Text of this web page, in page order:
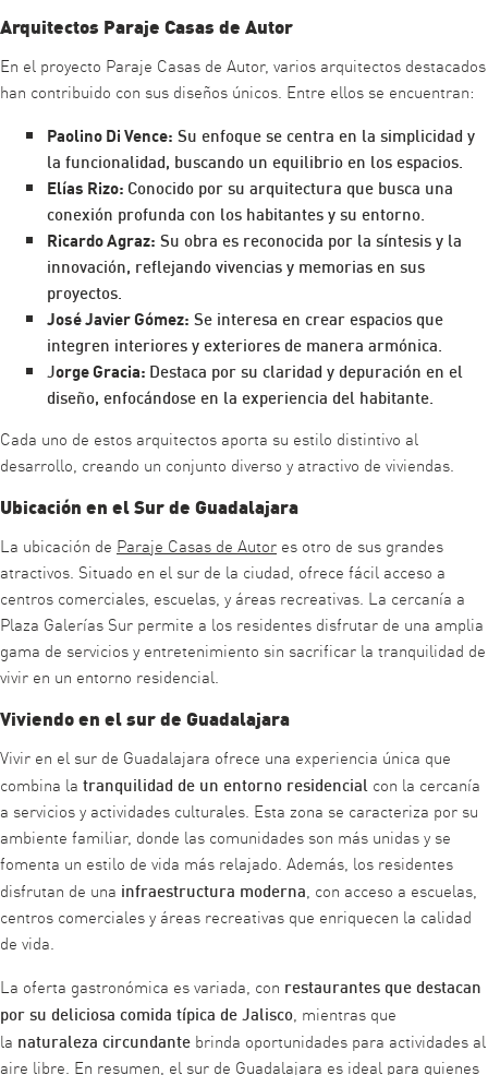
Arquitectos Paraje Casas de Autor
En el proyecto Paraje Casas de Autor, varios arquitectos destacados
han contribuido con sus diseños únicos. Entre ellos se encuentran:
Paolino Di Vence: Su enfoque se centra en la simplicidad y
la funcionalidad, buscando un equilibrio en los espacios.
Elías Rizo: Conocido por su arquitectura que busca una
conexión profunda con los habitantes y su entorno.
Ricardo Agraz: Su obra es reconocida por la síntesis y la
innovación, reflejando vivencias y memorias en sus
proyectos.
José Javier Gómez: Se interesa en crear espacios que
integren interiores y exteriores de manera armónica.
Jorge Gracia: Destaca por su claridad y depuración en el
diseño, enfocándose en la experiencia del habitante.
Cada uno de estos arquitectos aporta su estilo distintivo al
desarrollo, creando un conjunto diverso y atractivo de viviendas.
Ubicación en el Sur de Guadalajara
La ubicación de Paraje Casas de Autor es otro de sus grandes
atractivos. Situado en el sur de la ciudad, ofrece fácil acceso a
centros comerciales, escuelas, y áreas recreativas. La cercanía a
Plaza Galerías Sur permite a los residentes disfrutar de una amplia
gama de servicios y entretenimiento sin sacrificar la tranquilidad de
vivir en un entorno residencial.
Viviendo en el sur de Guadalajara
Vivir en el sur de Guadalajara ofrece una experiencia única que
combina la tranquilidad de un entorno residencial con la cercanía
a servicios y actividades culturales. Esta zona se caracteriza por su
ambiente familiar, donde las comunidades son más unidas y se
fomenta un estilo de vida más relajado. Además, los residentes
disfrutan de una infraestructura moderna, con acceso a escuelas,
centros comerciales y áreas recreativas que enriquecen la calidad
de vida.
La oferta gastronómica es variada, con restaurantes que destacan
por su deliciosa comida típica de Jalisco, mientras que
la naturaleza circundante brinda oportunidades para actividades al
aire libre. En resumen, el sur de Guadalajara es ideal para quienes